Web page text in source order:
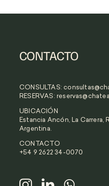
CONTACTO
CONSULTAS:
RESERVAS:
UBICACIÓN
Estancia Ancón, La Carrera,
Argentina.
CONTACTO
+54 9 2622 34-0070